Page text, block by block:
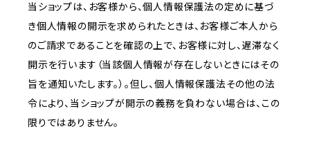
当ショップは、お客様から、個人情報保護法の定めに基づ
き個人情報の開示を求められたときは、お客様ご本人から
のご請求であることを確認の上で、お客様に対し、遅滞なく
開示を行います（当該個人情報が存在しないときにはその
旨を通知いたします。）。但し、個人情報保護法その他の法
令により、当ショップが開示の義務を負わない場合は、この
限りではありません。